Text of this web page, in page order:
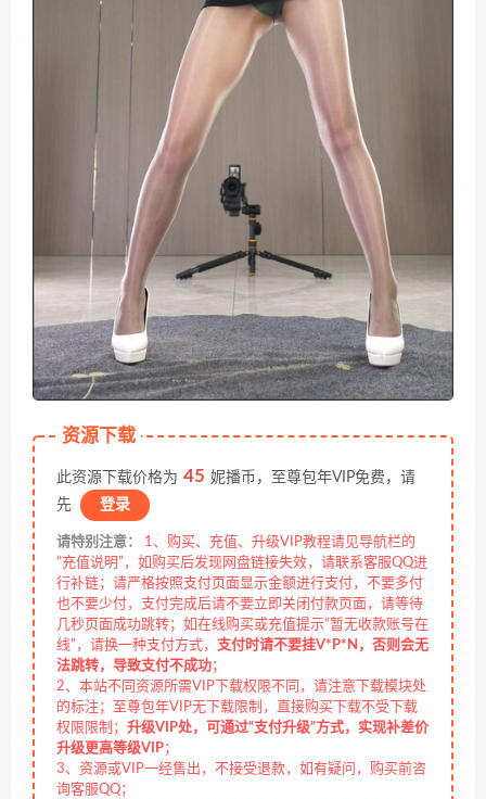
资源下载
此资源下载价格为 45 妮播币，至尊包年VIP免费，请
先
登录
请特别注意：
1、购买、充值、升级VIP教程请见导航栏的
“充值说明”，如购买后发现网盘链接失效，请联系客服QQ进
行补链；请严格按照支付页面显示金额进行支付，不要多付
也不要少付，支付完成后请不要立即关闭付款页面，请等待
几秒页面成功跳转；如在线购买或充值提示“暂无收款账号在
线”，请换一种支付方式， 支付时请不要挂V*P*N，否则会无
法跳转，导致支付不成功；
2、本站不同资源所需VIP下载权限不同，请注意下载模块处
的标注；至尊包年VIP无下载限制，直接购买下载不受下载
权限限制； 升级VIP处，可通过“支付升级”方式，实现补差价
升级更高等级VIP；
3、资源或VIP一经售出，不接受退款，如有疑问，购买前咨
询客服QQ；